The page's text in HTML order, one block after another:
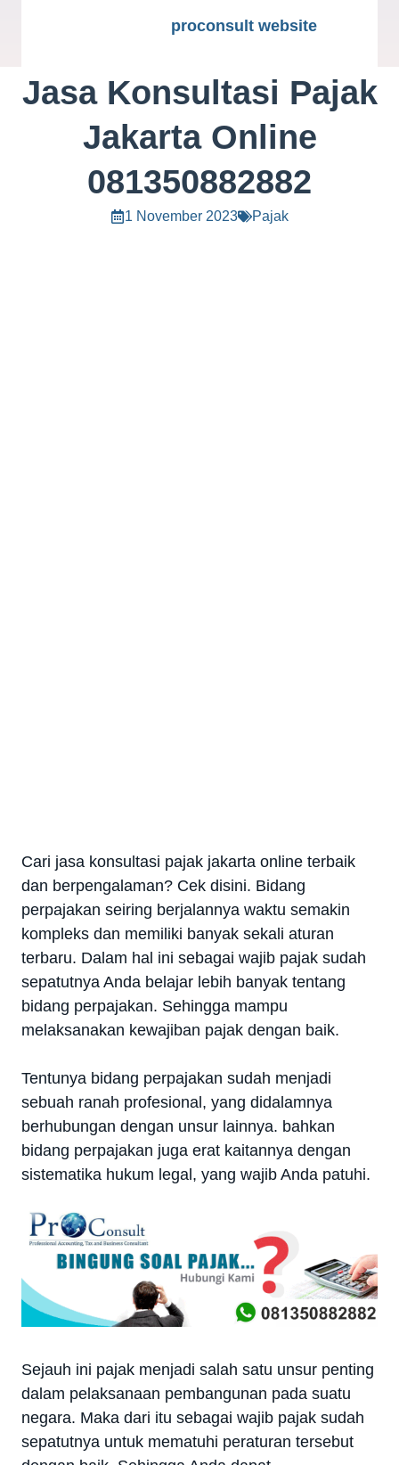
proconsult website
Jasa Konsultasi Pajak
Jakarta Online
081350882882
1 November 2023 Pajak
Cari jasa konsultasi pajak jakarta online terbaik
dan berpengalaman? Cek disini. Bidang
perpajakan seiring berjalannya waktu semakin
kompleks dan memiliki banyak sekali aturan
terbaru. Dalam hal ini sebagai wajib pajak sudah
sepatutnya Anda belajar lebih banyak tentang
bidang perpajakan. Sehingga mampu
melaksanakan kewajiban pajak dengan baik.
Tentunya bidang perpajakan sudah menjadi
sebuah ranah profesional, yang didalamnya
berhubungan dengan unsur lainnya. bahkan
bidang perpajakan juga erat kaitannya dengan
sistematika hukum legal, yang wajib Anda patuhi.
Sejauh ini pajak menjadi salah satu unsur penting
dalam pelaksanaan pembangunan pada suatu
negara. Maka dari itu sebagai wajib pajak sudah
sepatutnya untuk mematuhi peraturan tersebut